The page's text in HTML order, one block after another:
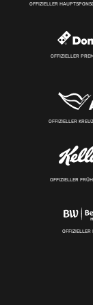
OFFIZIELLER
OFFIZIELLER
OFFIZIELLER
OFFIZIELLER
OFFIZIELLER